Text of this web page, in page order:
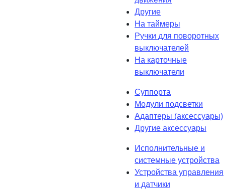
Другие
На таймеры
Ручки для поворотных
выключателей
На карточные
выключатели
Суппорта
Модули подсветки
Адаптеры (аксессуары)
Другие аксессуары
Исполнительные и
системные устройства
Устройства управления
и датчики